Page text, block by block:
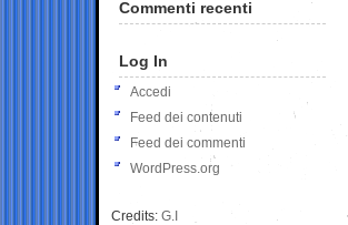
Commenti recenti
Log In
Accedi
Feed dei contenuti
Feed dei commenti
WordPress.org
Credits: G.I